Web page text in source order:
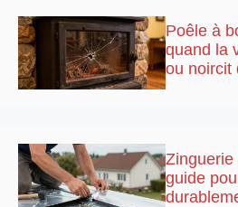
Poêle à
quand la
ou noircit
Zinguerie
guide